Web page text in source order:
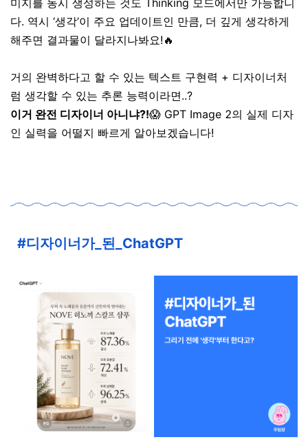
미지를 동시 생성하는 것도 Thinking 모드에서만 가능합니
다. 역시 ‘생각’이 주요 업데이트인 만큼, 더 깊게 생각하게
해주면 결과물이 달라지나봐요!🔥
거의 완벽하다고 할 수 있는 텍스트 구현력 + 디자이너처
럼 생각할 수 있는 추론 능력이라면..?
이거 완전 디자이너 아니냐?!😱 GPT Image 2의 실제 디자
인 실력을 어떨지 빠르게 알아보겠습니다!
#디자이너가_된_ChatGPT